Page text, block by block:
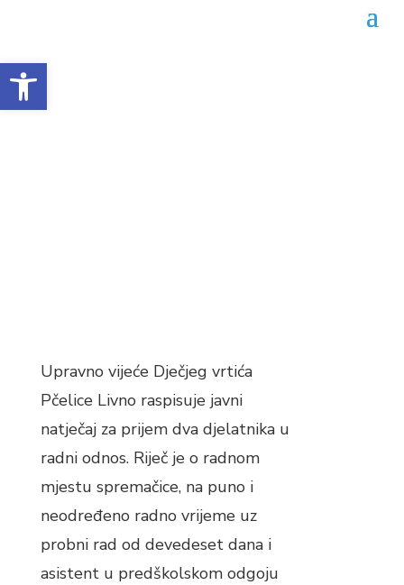
Open toolbar
Upravno vijeće Dječjeg vrtića
Pčelice Livno raspisuje javni
natječaj za prijem dva djelatnika u
radni odnos. Riječ je o radnom
mjestu spremačice, na puno i
neodređeno radno vrijeme uz
probni rad od devedeset dana i
asistent u predškolskom odgoju